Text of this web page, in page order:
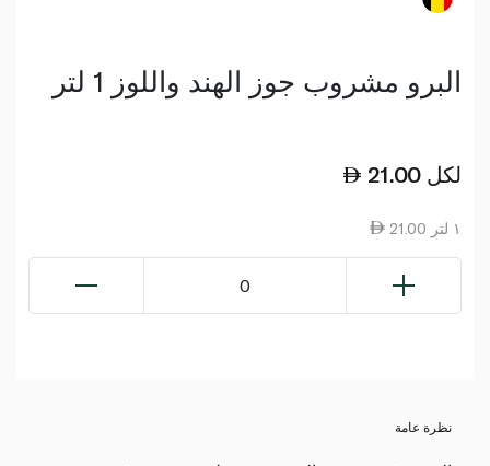
البرو مشروب جوز الهند واللوز 1 لتر
21.00 لكل
21.00 ١ لتر
0
نظرة عامة